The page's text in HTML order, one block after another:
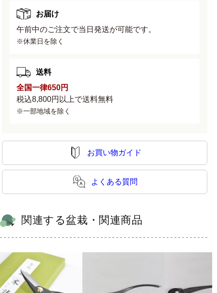
お届け
午前中のご注文で当日発送が可能です。
※休業日を除く
送料
全国一律650円
税込8,800円以上で送料無料
※一部地域を除く
お買い物ガイド
よくある質問
関連する盆栽・関連商品